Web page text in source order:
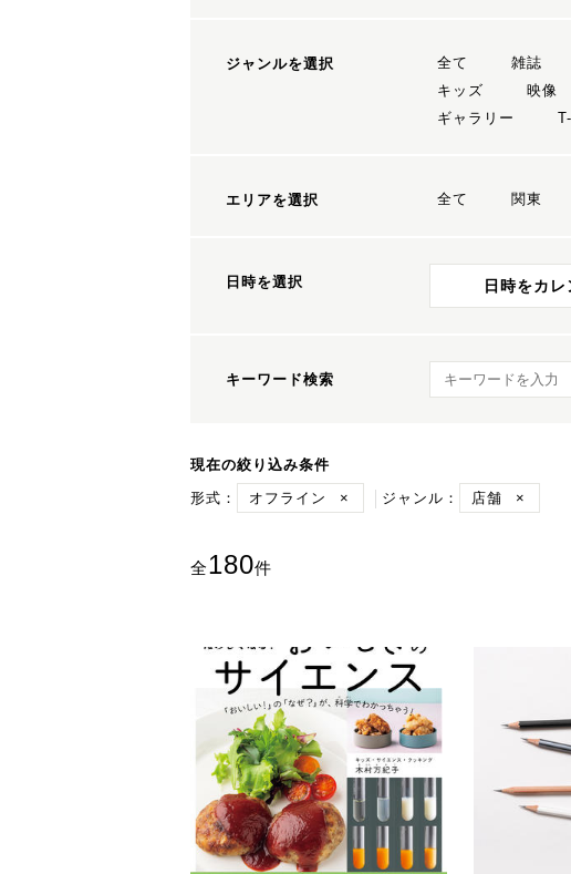
ジャンルを選択 全て 雑誌
キッズ
映像
ギャラリー
エリアを選択 全て 関東
日時を選択 日時をカ
キーワード検索 キーワード検索
現在の絞り込み条件
形式：
オフライン × ジャンル： 店舗 ×
全180件